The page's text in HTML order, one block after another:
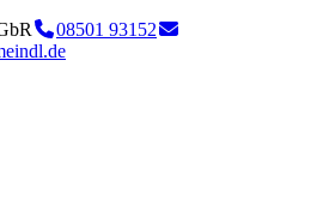
08501 93152